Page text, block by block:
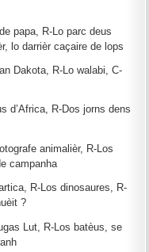
papa, R-Lo parc deus
lo darrièr caçaire de lops
Dakota, R-Lo walabi, C-
d’Africa, R-Dos jorns dens
animalièr, R-Los
campanha
R-Los dinosaures, R-
?
Lut, R-Los batèus, se